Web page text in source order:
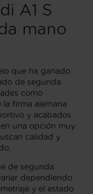
A1 S
mano
que ha ganado
de segunda
como
firma alemana
y acabados
una opción muy
calidad y
de segunda
dependiendo
y el estado